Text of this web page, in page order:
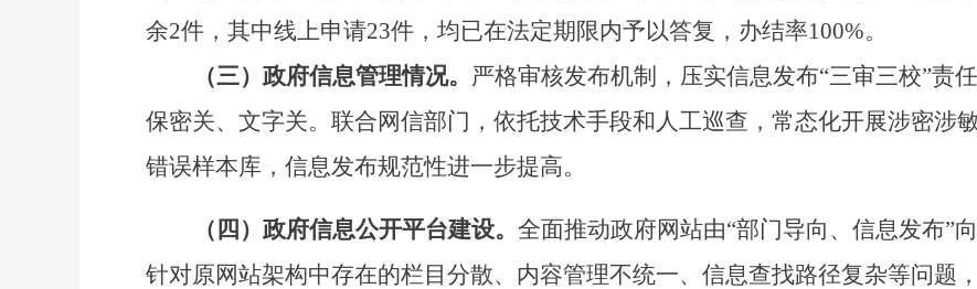
余2件，其中线上申请23件，均已在法定期限内予以答复，办结率100%。
（三） 政府信息管理情况。 严格审核发布机制，压实信息发布“三审三校”责
保密关、文字关。联合网信部门，依托技术手段和人工巡查，常态化开展涉密涉
错误样本库，信息发布规范性进一步提高。
（四）政府信息公开平台建设。 全面推动政府网站由“部门导向、信息发布”
针对原网站架构中存在的栏目分散、内容管理不统一、信息查找路径复杂等问题